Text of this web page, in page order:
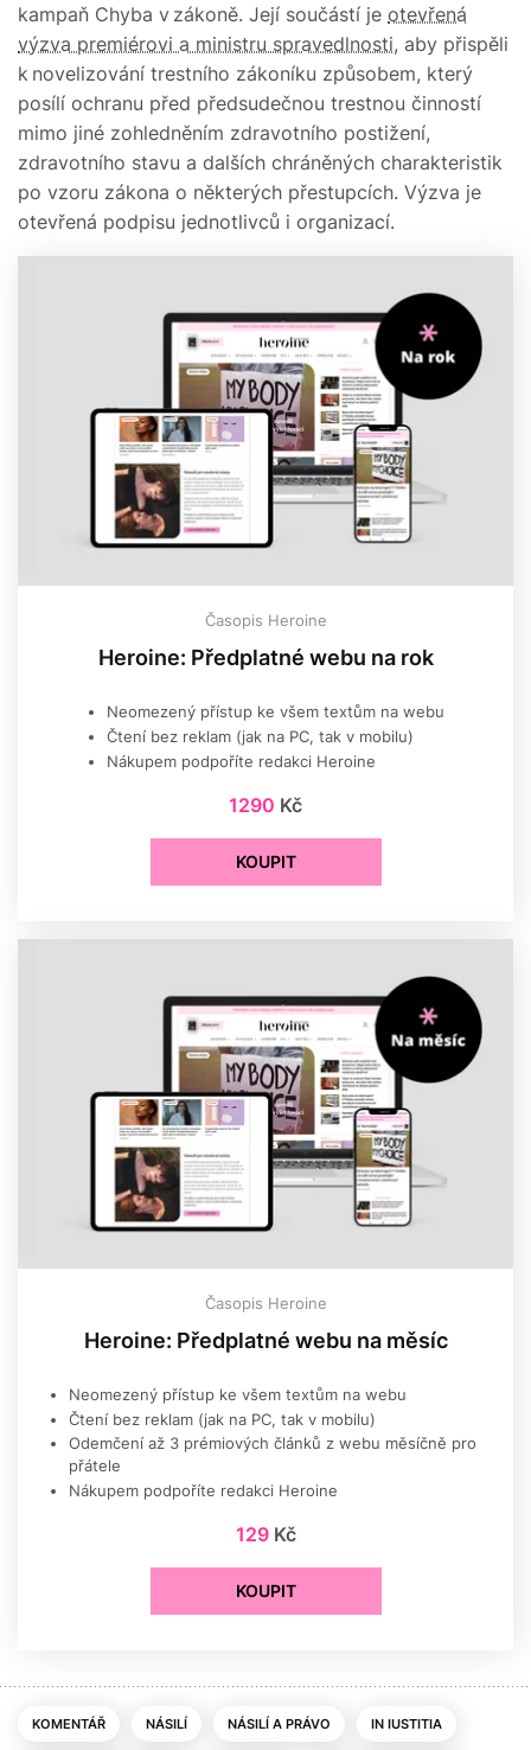
kampaň Chyba v zákoně. Její součástí je otevřená
výzva premiérovi a ministru spravedlnosti, aby přispěli
k novelizování trestního zákoníku způsobem, který
posílí ochranu před předsudečnou trestnou činností
mimo jiné zohledněním zdravotního postižení,
zdravotního stavu a dalších chráněných charakteristik
po vzoru zákona o některých přestupcích. Výzva je
otevřená podpisu jednotlivců i organizací.
Časopis Heroine
Heroine: Předplatné webu na rok
Neomezený přístup ke všem textům na webu
Čtení bez reklam (jak na PC, tak v mobilu)
Nákupem podpoříte redakci Heroine
1290 Kč
KOUPIT
Časopis Heroine
Heroine: Předplatné webu na měsíc
Neomezený přístup ke všem textům na webu
Čtení bez reklam (jak na PC, tak v mobilu)
Odemčení až 3 prémiových článků z webu měsíčně pro
přátele
Nákupem podpoříte redakci Heroine
129 Kč
KOUPIT
KOMENTÁŘ NÁSILÍ NÁSILÍ A PRÁVO IN IUSTITIA